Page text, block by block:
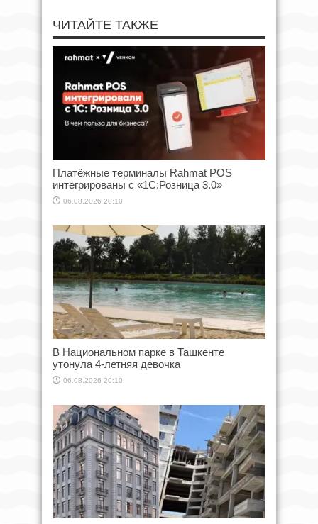
ЧИТАЙТЕ ТАКЖЕ
Платёжные терминалы Rahmat POS
интегрированы с «1С:Розница 3.0»
06.08.2026 20:10
В Национальном парке в Ташкенте
утонула 4-летняя девочка
06.08.2026 20:10